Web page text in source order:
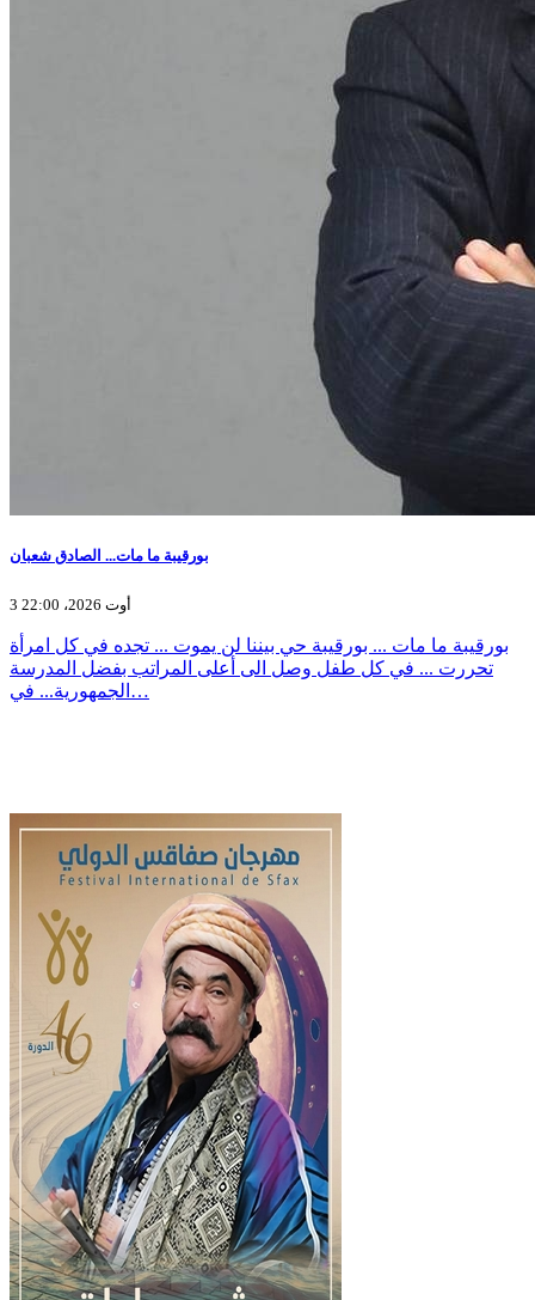
بورقيبة ما مات... الصادق شعبان
3 أوت 2026، 22:00
بورقيبة ما مات ... بورقيبة حي بيننا لن يموت ... تجده في كل امرأة
تحررت ... في كل طفل وصل الى أعلى المراتب بفضل المدرسة
الجمهورية... في…